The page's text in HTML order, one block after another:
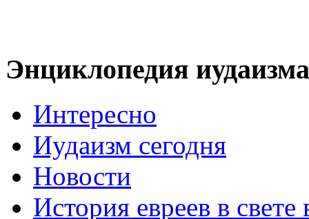
Энциклопедия иудаизма
Интересно
Иудаизм сегодня
Новости
История евреев в